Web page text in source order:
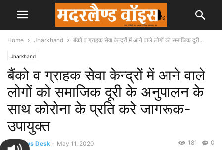
Home Jharkhand बैंको व ग्राहक सेवा केन्द्रों में आने वाले लोगों को समाजिक दूरी...
Jharkhand
बैंको व ग्राहक सेवा केन्द्रों में आने वाले
लोगों को समाजिक दूरी के अनुपालन के
साथ कोरोना के प्रति करे जागरूक-
उपायुक्त
By News Desk - May 11, 2020 0
181